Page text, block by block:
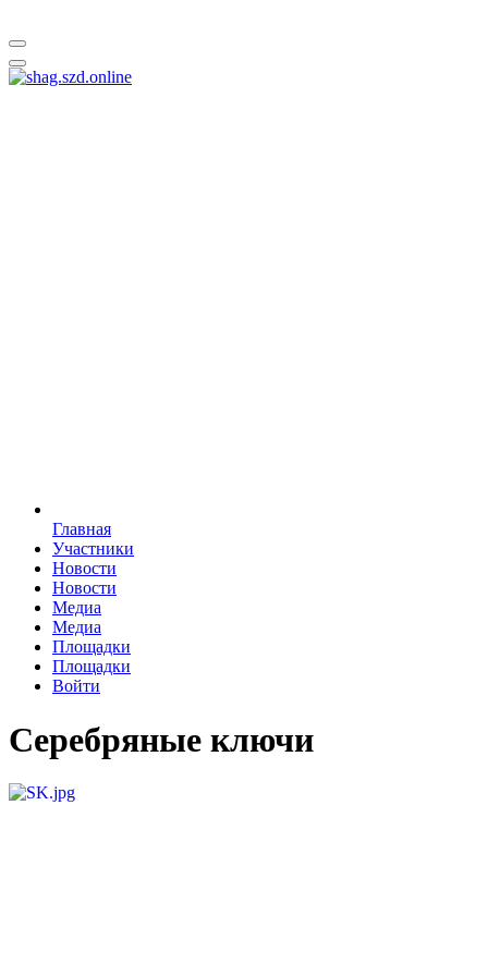
Главная
Участники
Новости
Новости
Медиа
Медиа
Площадки
Площадки
Войти
Серебряные ключи